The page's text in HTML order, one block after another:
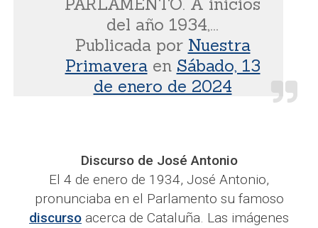
del año 1934,...
Publicada por Nuestra
Primaveraen Sábado, 13
de enero de 2024
Discurso de José Antonio
El 4 de enero de 1934, José Antonio,
pronunciaba en el Parlamento su famoso
discurso acerca de Cataluña. Las imágenes